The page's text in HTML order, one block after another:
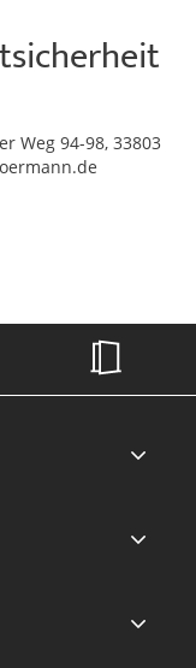
Weg 94-98, 33803